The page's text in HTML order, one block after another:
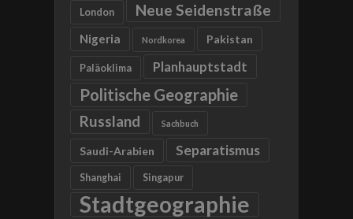
London Neue Seidenstraße
Nigeria Nordkorea Pakistan
Paläoklima Planhauptstadt
Politische Geographie
Russland Sachbuch
Saudi-Arabien Separatismus
Shanghai Singapur
Stadtgeographie